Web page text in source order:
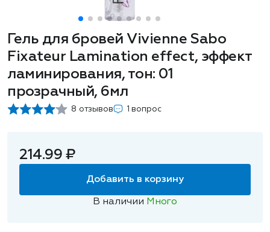
Гель для бровей Vivienne Sabo
Fixateur Lamination effect, эффект
ламинирования, тон: 01
прозрачный, 6мл
8 отзывов 1 вопрос
214.99 ₽
Добавить в корзину
В наличии Много